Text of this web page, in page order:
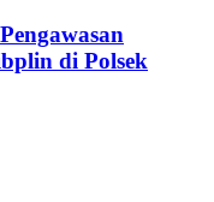
di Polsek